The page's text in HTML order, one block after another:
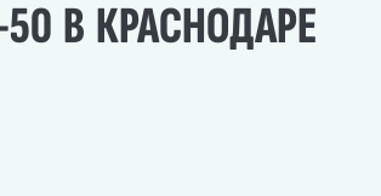
В КРАСНОДАРЕ